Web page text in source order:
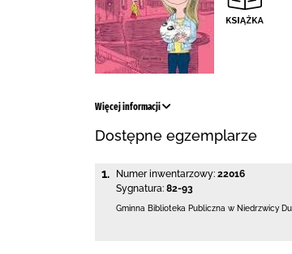
Więcej informacji
Dostępne egzemplarze
1. Numer inwentarzowy: 22016
Sygnatura: 82-93
Gminna Biblioteka Publiczna w Niedrzwicy